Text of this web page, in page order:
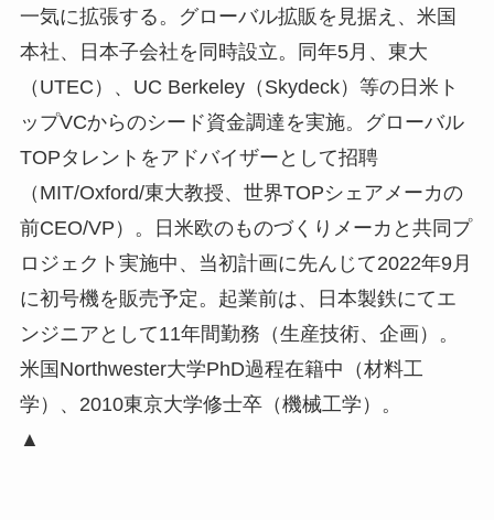
一気に拡張する。グローバル拡販を見据え、米国
本社、日本子会社を同時設立。同年5月、東大
（UTEC）、UC Berkeley（Skydeck）等の日米ト
ップVCからのシード資金調達を実施。グローバル
TOPタレントをアドバイザーとして招聘
（MIT/Oxford/東大教授、世界TOPシェアメーカの
前CEO/VP）。日米欧のものづくりメーカと共同プ
ロジェクト実施中、当初計画に先んじて2022年9月
に初号機を販売予定。起業前は、日本製鉄にてエ
ンジニアとして11年間勤務（生産技術、企画）。
米国Northwester大学PhD過程在籍中（材料工
学）、2010東京大学修士卒（機械工学）。
▲